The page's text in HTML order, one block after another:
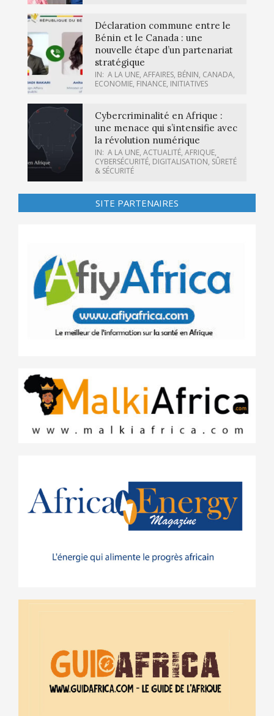
Déclaration commune entre le
Bénin et le Canada : une
nouvelle étape d’un partenariat
stratégique
IN: A LA UNE, AFFAIRES, BÉNIN, CANADA,
ECONOMIE, FINANCE, INITIATIVES
Cybercriminalité en Afrique :
une menace qui s’intensifie avec
la révolution numérique
IN: A LA UNE, ACTUALITÉ, AFRIQUE,
CYBERSÉCURITÉ, DIGITALISATION, SÛRETÉ
& SÉCURITÉ
SITE PARTENAIRES